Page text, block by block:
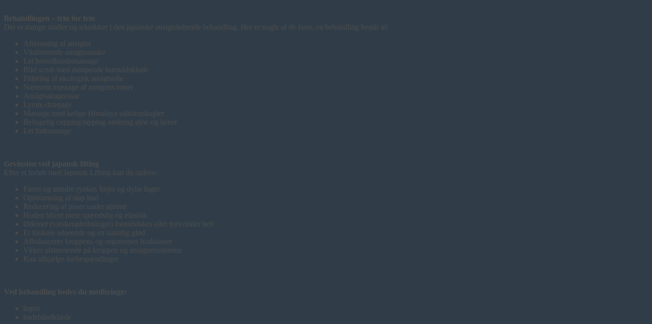
Behandlingen – trin for trin
Der er mange stadier og teknikker i den japanske ansigtsløftende behandling. Her er nogle af de faser, en behandling består af:
Afrensning af ansigtet
Vitaliserende ansigtsmaske
Let hovedbundsmassage
Blid scrub med dampende bomuldsklude
Påføring af økologisk ansigtsolie
Nænsom massage af ansigtets zoner
Ansigtsakupressur
Lymfe-drænage
Massage med kølige Himalaya saltstenskugler
Behagelig cupping/tapping omkring øjne og læber
Let fodmassage
Gevinsten ved japansk lifting
Efter et forløb med Japansk Lifting kan du opleve:
Færre og mindre rynker, linjer og dybe fuger
Opstramning af slap hud
Reducering af poser under øjnene
Huden bliver mere spændstig og elastisk
Ødemer (væskeophobninger) formindskes eller forsvinder helt
Et friskere udseende og en naturlig glød
Afbalancerer kroppens og organernes funktioner
Virker afstressende på kroppen og ansigtsmusklerne
Kan afhjælpe kæbespændinger
Ved behandling bedes du medbringe:
lagen
badehåndklæde